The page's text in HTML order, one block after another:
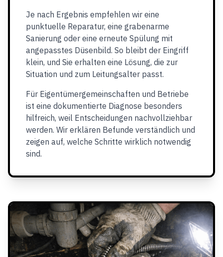
Je nach Ergebnis empfehlen wir eine
punktuelle Reparatur, eine grabenarme
Sanierung oder eine erneute Spülung mit
angepasstes Düsenbild. So bleibt der Eingriff
klein, und Sie erhalten eine Lösung, die zur
Situation und zum Leitungsalter passt.
Für Eigentümergemeinschaften und Betriebe
ist eine dokumentierte Diagnose besonders
hilfreich, weil Entscheidungen nachvollziehbar
werden. Wir erklären Befunde verständlich und
zeigen auf, welche Schritte wirklich notwendig
sind.